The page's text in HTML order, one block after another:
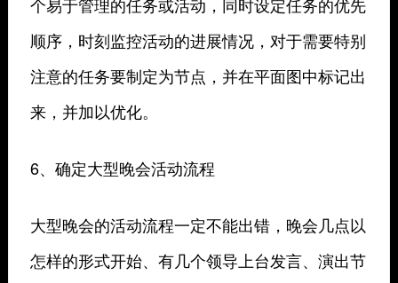
顺序，时刻监控活动的进展情况，对于需要特别
注意的任务要制定为节点，并在平面图中标记出
来，并加以优化。
6、确定大型晚会活动流程
大型晚会的活动流程一定不能出错，晚会几点以
怎样的形式开始、有几个领导上台发言、演出节